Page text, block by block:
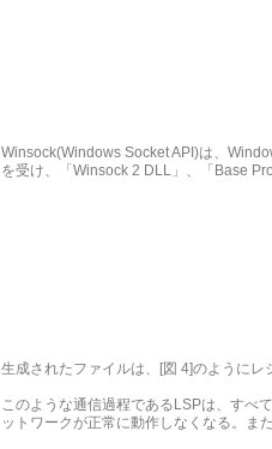
Winsock(Windows Socket API)は、
を受け、「Winsock 2 DLL」、「Base
生成されたファイルは、[図 4]のように
このような通信過程であるLSPは、すべ
ットワークが正常に動作しなくなる。ま